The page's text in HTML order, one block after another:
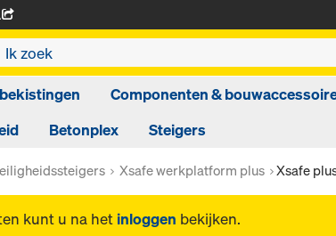
Componenten &
Betonplex Steigers
Xsafe werkplatform plus Xsafe
kunt u na het inloggen bekijken.